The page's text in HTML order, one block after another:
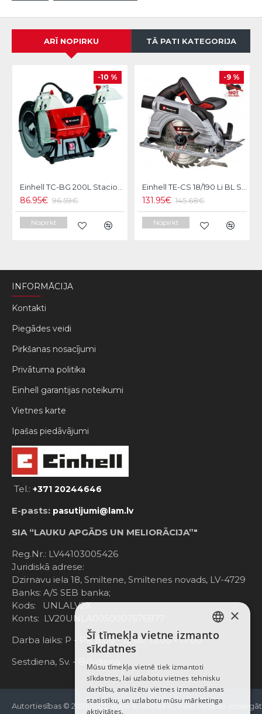
ARĪ NOPIRKU TĀ PATI KATEGORIJA
-10 %
Einhell TC-BG 200L Stacionārā slīpmašīna
86.95€ 96.59€
Nopirkt
-9 %
Einhell TE-CS 18/190 Li BL Solo Akumulatora ripzāģis
131.95€ 145.68€
Nopirkt
INFORMĀCIJA
Kontakti
Piegādes veidi
Pirkšanas nosacījumi
Privātuma politika
Einhell garantijas noteikumi
Vietnes karte
Ipašas piedāvājumi
Tel.: +371 20244646
E-pasts: pasutijumi@lam.lv
SIA “LAUKU APGĀDS UN MELIORĀCIJA”"
Reg.Nr.: LV44103005426
Juridiskā adrese:
Dzirnavu iela 18, Smiltene, Smiltenes novads, LV-4729
Banks: A/S SEB banka;
Kods: UNLALV2X
Konts: LV20UNLA0050007676877
Darba laiks: P - Pk. 8:00 - 12:00; 13:00 - 17:00
Sestdiena, Sv. - Brīvdiena
Autortiesības © 2021-2025, www.e-einhell.lv, Visas tiesības
LATVIAN
ENGLISH
×
Šī tīmekļa vietne izmanto
sīkdatnes
Mūsu tīmekļa vietnē tiek izmantoti
sīkdatnes, lai uzlabotu vietnes tehnisku
darbību, analizētu vietnes izmantošanas
statistiku, un uzlabotu mūsu mārketinga
aktivitātes.